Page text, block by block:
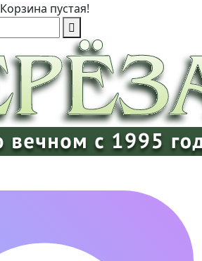
Корзина пустая!